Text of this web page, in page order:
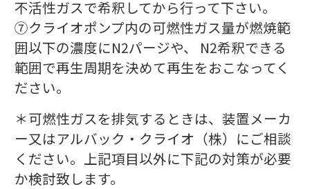
不活性ガスで希釈してから行って下さい。
⑦クライオポンプ内の可燃性ガス量が燃焼範
囲以下の濃度にN2パージや、 N2希釈できる
範囲で再生周期を決めて再生をおこなってく
ださい。
＊可燃性ガスを排気するときは、装置メーカ
ー又はアルバック・クライオ（株）にご相談
ください。上記項目以外に下記の対策が必要
か検討致します。